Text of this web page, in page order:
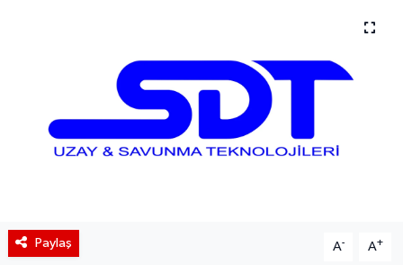
Paylaş A- A+
Coin Isı Haritası
Ekonomik Takvim